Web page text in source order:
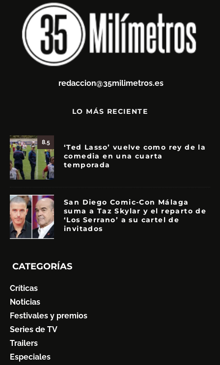
redaccion@35milimetros.es
LO MÁS RECIENTE
8.5
‘Ted Lasso’ vuelve como rey de la
comedia en una cuarta
temporada
San Diego Comic-Con Málaga
suma a Taz Skylar y el reparto de
‘Los Serrano’ a su cartel de
invitados
CATEGORÍAS
Críticas
Noticias
Festivales y premios
Series de TV
Trailers
Especiales